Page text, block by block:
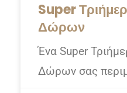
Super
Δώρων
Ένα Super
Δώρων σας